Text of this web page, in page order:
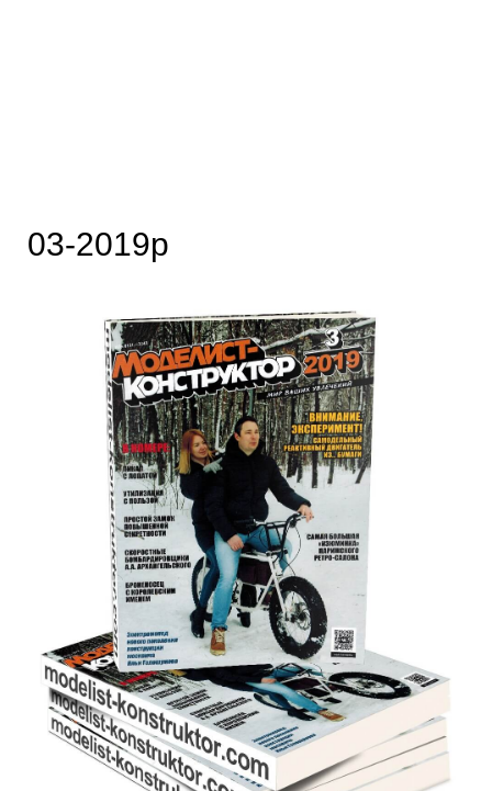
03-2019p